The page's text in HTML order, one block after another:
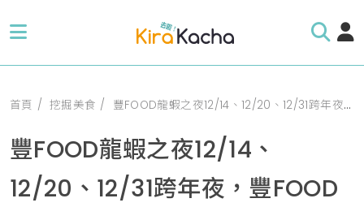
首頁 挖掘美食 豐FOOD龍蝦之夜12/14、12/20、12/31跨年夜，豐FOOD海陸百匯再加碼免費送龍蝦2萬份
豐FOOD龍蝦之夜12/14、
12/20、12/31跨年夜，豐FOOD